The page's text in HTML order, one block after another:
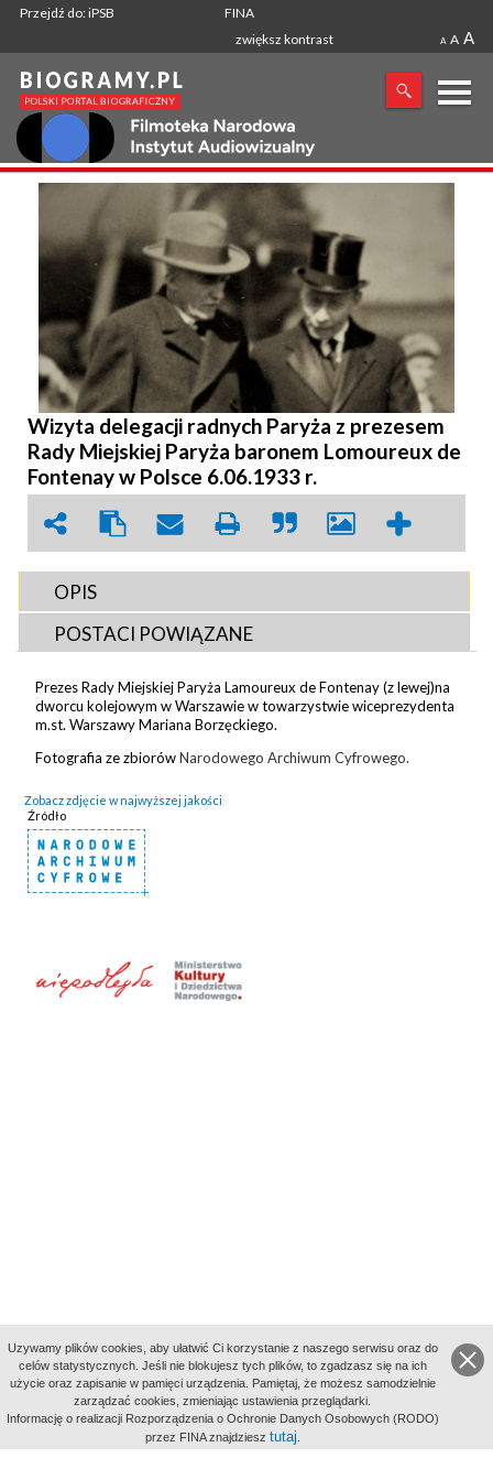
Przejdź do: iPSB
FINA
zwiększ kontrast
A A A
X
SZUKANA FRAZA
Wizyta delegacji radnych Paryża z prezesem
Rady Miejskiej Paryża baronem Lomoureux de
Fontenay w Polsce 6.06.1933 r.
OPIS
POSTACI POWIĄZANE
Prezes Rady Miejskiej Paryża Lamoureux de Fontenay (z lewej)na
dworcu kolejowym w Warszawie w towarzystwie wiceprezydenta
m.st. Warszawy Mariana Borzęckiego.
Fotografia ze zbiorówNarodowego Archiwum Cyfrowego.
Zobacz zdjęcie w najwyższej jakości
Źródło
aktywności
Uzywamy plików cookies, aby ułatwić Ci korzystanie z naszego serwisu oraz do
celów statystycznych. Jeśli nie blokujesz tych plików, to zgadzasz się na ich
użycie oraz zapisanie w pamięci urządzenia. Pamiętaj, że możesz samodzielnie
zarządzać cookies, zmieniając ustawienia przeglądarki.
Informację o realizacji Rozporządzenia o Ochronie Danych Osobowych (RODO)
przez FINA znajdziesz tutaj